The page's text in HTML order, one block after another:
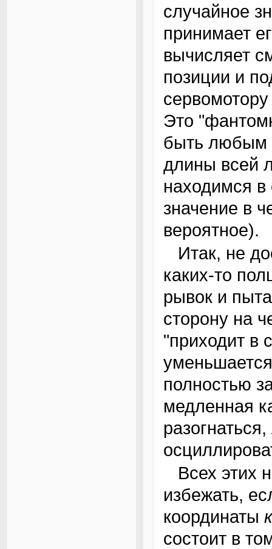
случайное
принимает
вычисляет
позиции и
Это
быть любым
длины всей
находимся
значение в
вероятное).
Итак, не доехав до желаемого положения
каких-то
рывок и
сторону на
"приходит в
полностью
медленная
Всех этих неприятностей можно легко
избежать,
координаты
состоит в